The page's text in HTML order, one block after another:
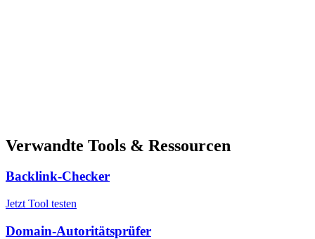
Verwandte Tools & Ressourcen
Backlink-Checker
Jetzt Tool testen
Domain-Autoritätsprüfer